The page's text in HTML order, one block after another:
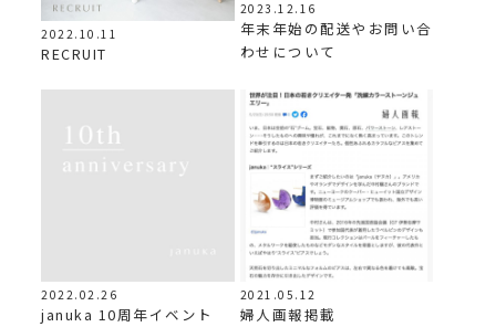
2022.10.11
RECRUIT
2023.12.16
年末年始の配送やお問い合
わせについて
2022.02.26
januka 10周年イベント
2021.05.12
婦人画報掲載